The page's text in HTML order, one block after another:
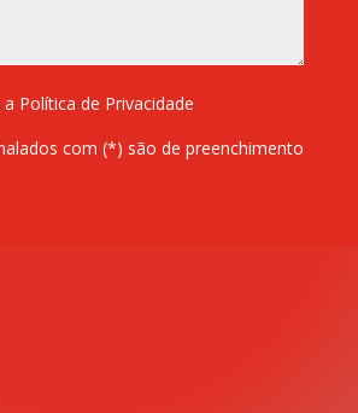
a Política de Privacidade
com (*) são de preenchimento